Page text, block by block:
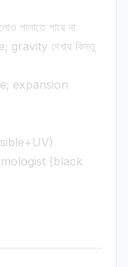
পালাতে পারে না
দেখায় কিন্তু
expansion
(black